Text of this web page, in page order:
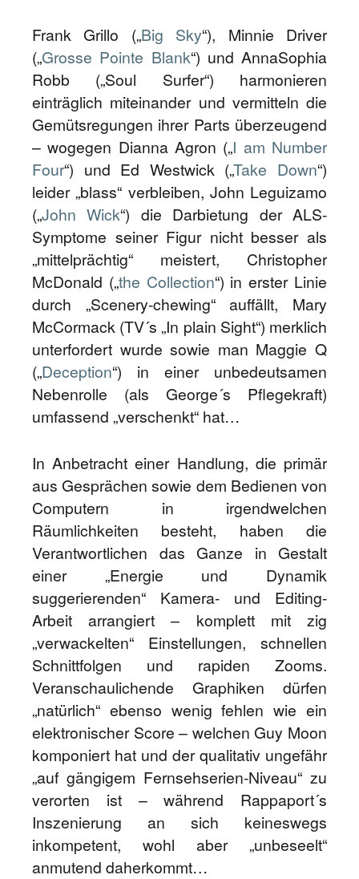
Frank Grillo („Big Sky“), Minnie Driver
(„Grosse Pointe Blank“) und AnnaSophia
Robb („Soul Surfer“) harmonieren
einträglich miteinander und vermitteln die
Gemütsregungen ihrer Parts überzeugend
– wogegen Dianna Agron („I am Number
Four“) und Ed Westwick („Take Down“)
leider „blass“ verbleiben, John Leguizamo
(„John Wick“) die Darbietung der ALS-
Symptome seiner Figur nicht besser als
„mittelprächtig“ meistert, Christopher
McDonald („the Collection“) in erster Linie
durch „Scenery-chewing“ auffällt, Mary
McCormack (TV´s „In plain Sight“) merklich
unterfordert wurde sowie man Maggie Q
(„Deception“) in einer unbedeutsamen
Nebenrolle (als George´s Pflegekraft)
umfassend „verschenkt“ hat…
In Anbetracht einer Handlung, die primär
aus Gesprächen sowie dem Bedienen von
Computern in irgendwelchen
Räumlichkeiten besteht, haben die
Verantwortlichen das Ganze in Gestalt
einer „Energie und Dynamik
suggerierenden“ Kamera- und Editing-
Arbeit arrangiert – komplett mit zig
„verwackelten“ Einstellungen, schnellen
Schnittfolgen und rapiden Zooms.
Veranschaulichende Graphiken dürfen
„natürlich“ ebenso wenig fehlen wie ein
elektronischer Score – welchen Guy Moon
komponiert hat und der qualitativ ungefähr
„auf gängigem Fernsehserien-Niveau“ zu
verorten ist – während Rappaport´s
Inszenierung an sich keineswegs
inkompetent, wohl aber „unbeseelt“
anmutend daherkommt…